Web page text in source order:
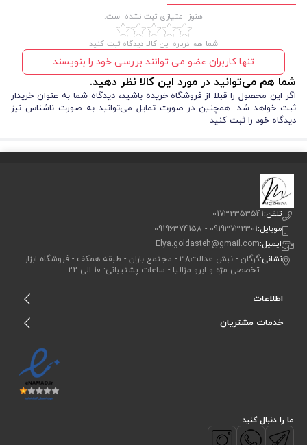
گونه‌ای طراحی شده است که تمام اقلام به‌صورت مرتب و منظم در کنار
یکدیگر قرار می‌گیرند و دسترسی سریع و آسان به لوازم مورد نیاز را فراهم
می‌کنند، تا کاربر تمرکز بیشتری بر اجرای تکنیک‌ها داشته باشد.
پک لیفت مژه، با تمرکز بر کیفیت و دوام ابزارها، یک انتخاب ایده‌آل برای
کسانی است که به دنبال کسب تجربه حرفه‌ای و اصولی در زمینه لیفت مژه
هستند.
هنوز امتیازی ثبت نشده است.
شما هم درباره این کالا دیدگاه ثبت کنید
تنها کاربران عضو می توانند بررسی خود را بنویسند
شما هم می‌توانید در مورد این کالا نظر دهید.
اگر این محصول را قبلا از فروشگاه خریده باشید، دیدگاه شما به عنوان خریدار
ثبت خواهد شد. همچنین در صورت تمایل می‌توانید به صورت ناشناس نیز
دیدگاه خود را ثبت کنید
تلفن:01732353541
موبایل:09193732301 - 09196374158
ایمیل:Elya.goldasteh@gmail.com
نشانی:
گرگان - نبش عدالت38 - مجتمع باران - طبقه همکف - فروشگاه ابزار
تخصصی مژه و ابرو مژالیا - ساعات پشتیبانی: 10 الی 22
اطلاعات
خدمات مشتریان
ما را دنبال کنید